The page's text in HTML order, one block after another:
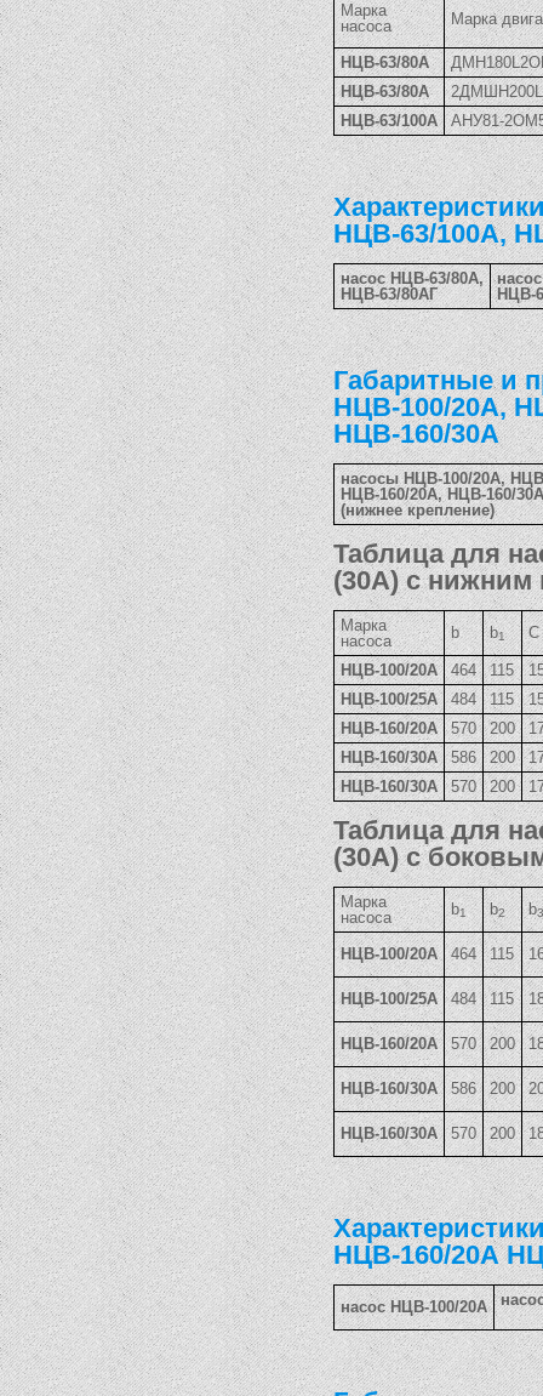
Марка
насоса
Марка
НЦВ-63/80А
НЦВ-63/80А
НЦВ-63/100А
АНУ81-
НЦВ-63/100А,
насос НЦВ-63/80А,
НЦВ-63/80АГ
НЦВ-
Габаритные и
НЦВ-100/20А,
НЦВ-160/30А
насосы НЦВ-100/20А,
НЦВ-160/20А, НЦВ-160/30А
(нижнее крепление)
Таблица для
(30А) с нижним
Марка
насоса
b b1 C
НЦВ-100/20А 464 115
НЦВ-100/25А
484 115
НЦВ-160/20А
570 200
НЦВ-160/30А
586 200
НЦВ-160/30А
570 200
Таблица для
(30А) с
Марка
насоса
b1 b2 b3
НЦВ-100/20А 464 115
НЦВ-100/25А 484 115
НЦВ-160/20А 570 200
НЦВ-160/30А 586 200
НЦВ-160/30А 570 200
НЦВ-160/20А
насос НЦВ-100/20А